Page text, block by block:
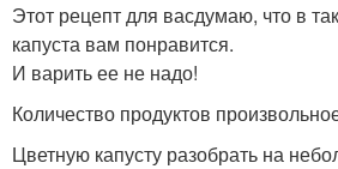
Этот рецепт для васдумаю, что в
капуста вам понравится.
И варить ее не надо!
Количество продуктов
Цветную капусту разобрать на